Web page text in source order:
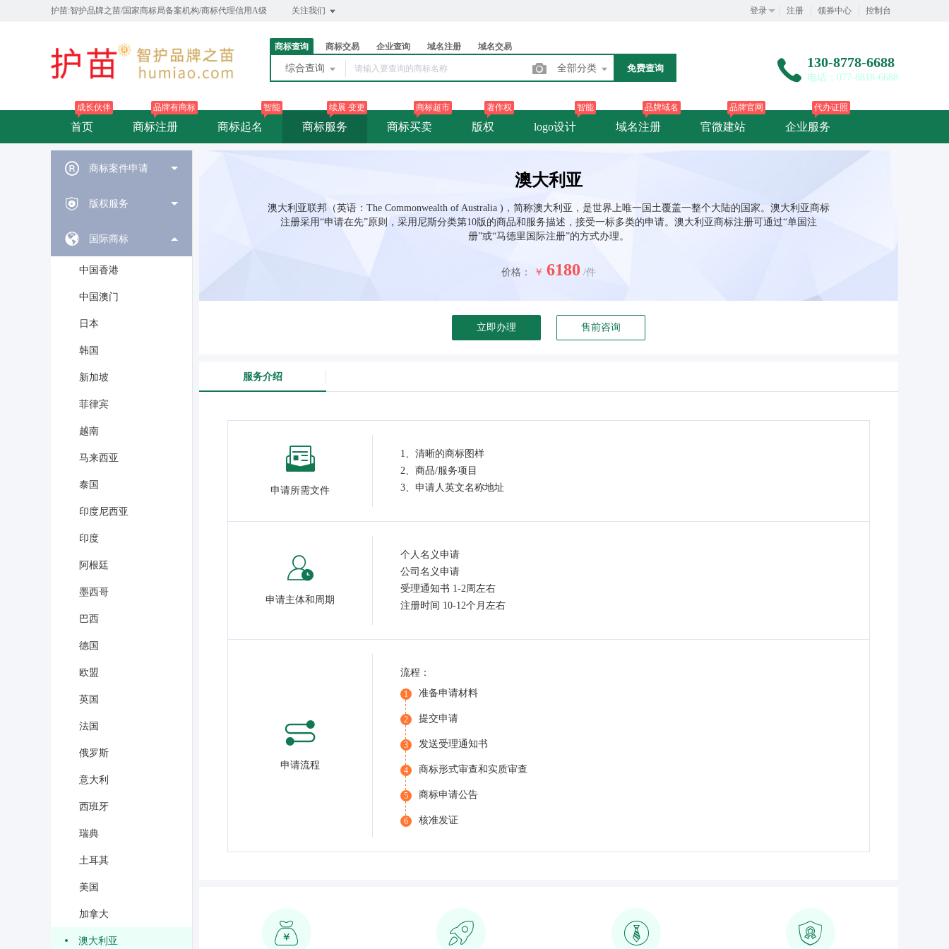
护苗:智护品牌之苗/国家商标局备案机构/商标代理信用A级 关注我们 登录 注册 领券中心 控制台
商标查询 商标交易 企业查询 域名注册 域名交易
综合查询 全部分类 免费查询 130-8778-6688
电话：077-8818-6688
首页
成长伙伴
商标注册
品牌有商标
商标起名
智能
商标服务
续展 变更
商标买卖
商标超市
版权
著作权
logo设计
智能
域名注册
品牌域名
官微建站
品牌官网
企业服务
代办证照
商标案件申请
版权服务
国际商标
中国香港
中国澳门
日本
韩国
新加坡
菲律宾
越南
马来西亚
泰国
印度尼西亚
印度
阿根廷
墨西哥
巴西
德国
欧盟
英国
法国
俄罗斯
意大利
西班牙
瑞典
土耳其
美国
加拿大
澳大利亚
澳大利亚
澳大利亚联邦（英语：The Commonwealth of Australia )，简称澳大利亚，是世界上唯一国土覆盖一整个大陆的国家。澳大利亚商标
注册采用“申请在先”原则，采用尼斯分类第10版的商品和服务描述，接受一标多类的申请。澳大利亚商标注册可通过“单国注
册”或“马德里国际注册”的方式办理。
价格： ￥ 6180 /件
立即办理 售前咨询
服务介绍
申请所需文件
1、清晰的商标图样
2、商品/服务项目
3、申请人英文名称地址
申请主体和周期
个人名义申请
公司名义申请
受理通知书 1-2周左右
注册时间 10-12个月左右
申请流程
流程：
1 准备申请材料
2 提交申请
3 发送受理通知书
4 商标形式审查和实质审查
5 商标申请公告
6 核准发证